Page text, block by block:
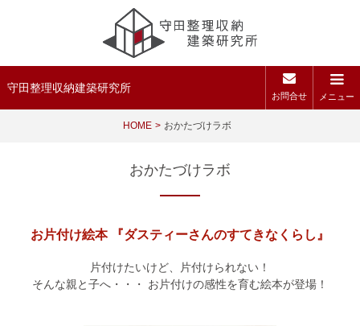
守田整理収納建築研究所
お問合せ メニュー
HOME おかたづけラボ
おかたづけラボ
お片付け絵本 『ダスティーさんのすてきなくらし』
片付けたいけど、片付けられない！
そんな親と子へ・・・ お片付けの感性を育む絵本が登場！